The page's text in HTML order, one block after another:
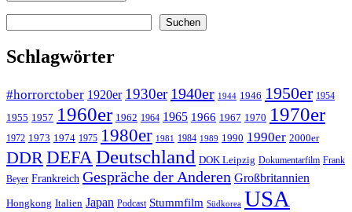
Suchen
Schlagwörter
#horrorctober 1920er 1930er 1940er 1944 1946 1950er 1954
1955 1957 1960er 1962 1964 1965 1966 1967 1970 1970er
1972 1973 1974 1975 1980er 1981 1984 1989 1990 1990er 2000er
DDR DEFA Deutschland DOK Leipzig Dokumentarfilm Frank
Beyer Frankreich Gespräche der Anderen Großbritannien
Hongkong Italien Japan Podcast Stummfilm Südkorea USA